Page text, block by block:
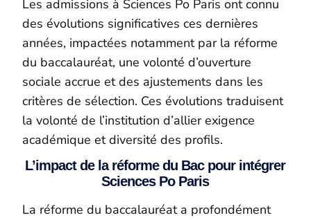
Les admissions à Sciences Po Paris ont connu
des évolutions significatives ces dernières
années, impactées notamment par la réforme
du baccalauréat, une volonté d’ouverture
sociale accrue et des ajustements dans les
critères de sélection. Ces évolutions traduisent
la volonté de l’institution d’allier exigence
académique et diversité des profils.
L’impact de la réforme du Bac pour intégrer
Sciences Po Paris
La réforme du baccalauréat a profondément